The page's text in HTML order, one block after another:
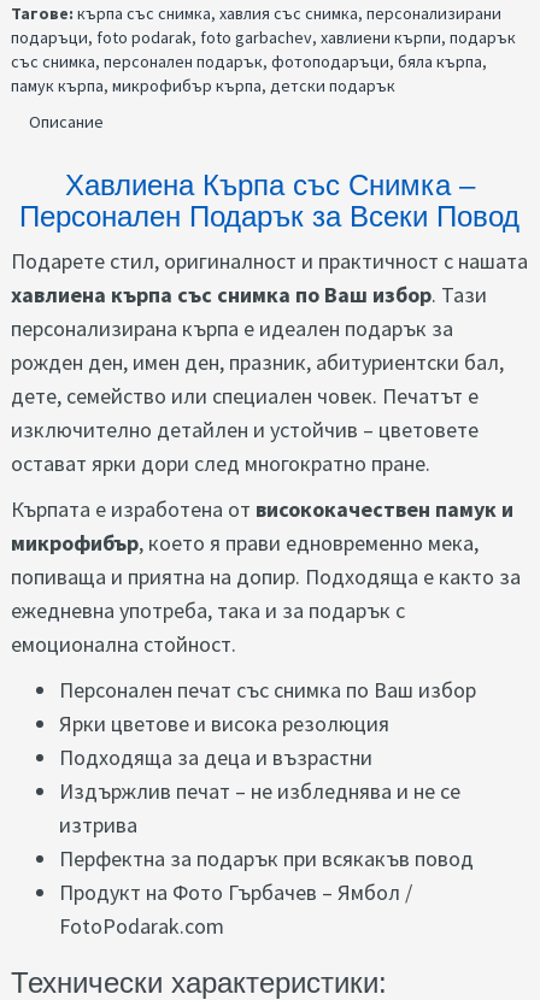
Тагове: кърпа със снимка, хавлия със снимка, персонализирани
подаръци, foto podarak, foto garbachev, хавлиени кърпи, подарък
със снимка, персонален подарък, фотоподаръци, бяла кърпа,
памук кърпа, микрофибър кърпа, детски подарък
Описание
Хавлиена Кърпа със Снимка –
Персонален Подарък за Всеки Повод
Подарете стил, оригиналност и практичност с нашата
хавлиена кърпа със снимка по Ваш избор. Тази
персонализирана кърпа е идеален подарък за
рожден ден, имен ден, празник, абитуриентски бал,
дете, семейство или специален човек. Печатът е
изключително детайлен и устойчив – цветовете
остават ярки дори след многократно пране.
Кърпата е изработена от висококачествен памук и
микрофибър, което я прави едновременно мека,
попиваща и приятна на допир. Подходяща е както за
ежедневна употреба, така и за подарък с
емоционална стойност.
Персонален печат със снимка по Ваш избор
Ярки цветове и висока резолюция
Подходяща за деца и възрастни
Издържлив печат – не избледнява и не се
изтрива
Перфектна за подарък при всякакъв повод
Продукт на Фото Гърбачев – Ямбол /
FotoPodarak.com
Технически характеристики: